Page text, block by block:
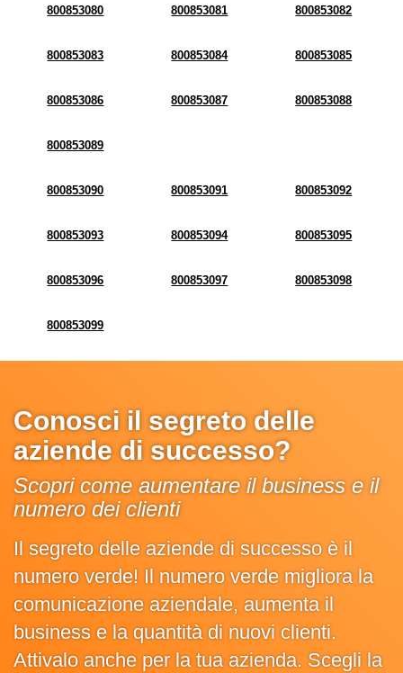
800853080 800853081 800853082
800853083 800853084 800853085
800853086 800853087 800853088
800853089
800853090 800853091 800853092
800853093 800853094 800853095
800853096 800853097 800853098
800853099
Conosci il segreto delle
aziende di successo?
Scopri come aumentare il business e il
numero dei clienti
Il segreto delle aziende di successo è il
numero verde! Il numero verde migliora la
comunicazione aziendale, aumenta il
business e la quantità di nuovi clienti.
Attivalo anche per la tua azienda. Scegli la